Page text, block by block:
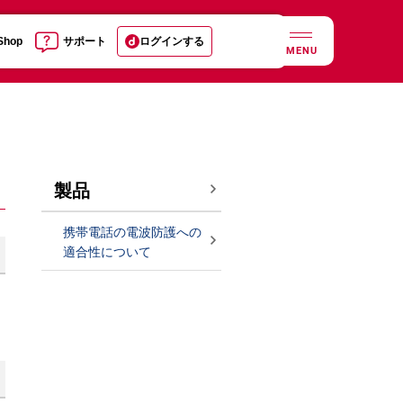
サポート ログインする
MENU
製品
携帯電話の電波防護への
適合性について